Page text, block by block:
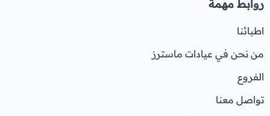
روابط مهمة
اطبائنا
من نحن في عيادات ماسترز
الفروع
تواصل معنا